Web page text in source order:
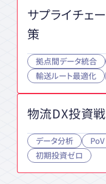
サプライチェ
策
拠点間データ統合
輸送ルート最適化
物流DX投資
データ分析 PoV
初期投資ゼロ